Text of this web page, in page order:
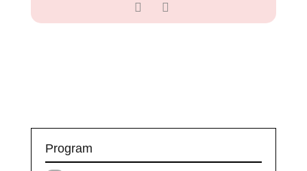
Program